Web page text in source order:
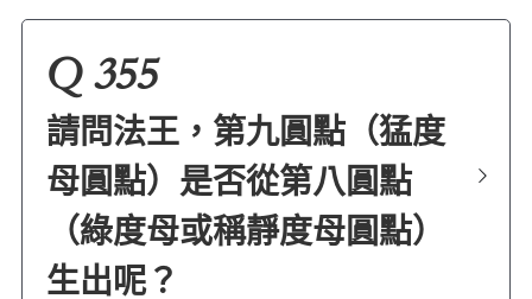
Q 355
請問法王，第九圓點（猛度
母圓點）是否從第八圓點
（綠度母或稱靜度母圓點）
生出呢？